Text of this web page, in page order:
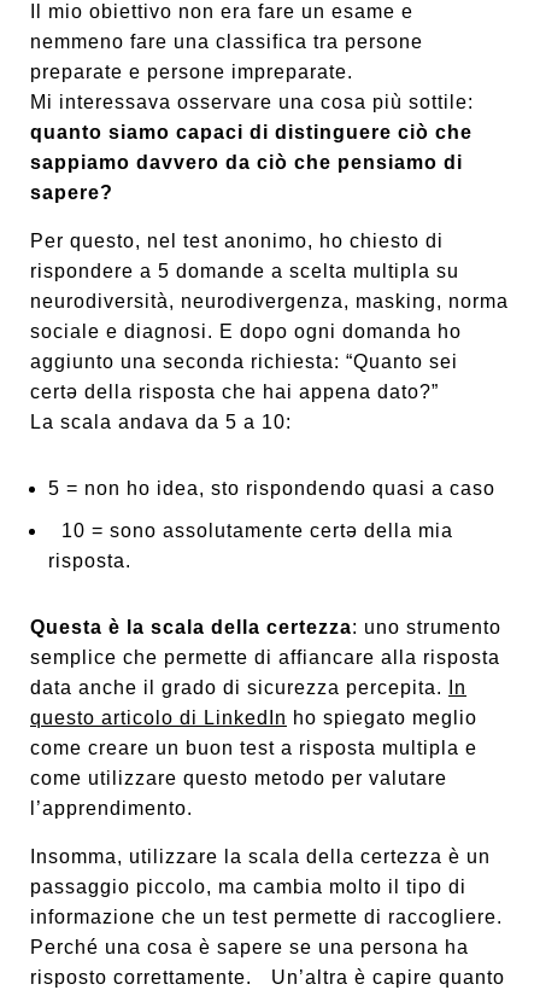
Il mio obiettivo non era fare un esame e
nemmeno fare una classifica tra persone
preparate e persone impreparate.
Mi interessava osservare una cosa più sottile:
quanto siamo capaci di distinguere ciò che
sappiamo davvero da ciò che pensiamo di
sapere?
Per questo, nel test anonimo, ho chiesto di
rispondere a 5 domande a scelta multipla su
neurodiversità, neurodivergenza, masking, norma
sociale e diagnosi. E dopo ogni domanda ho
aggiunto una seconda richiesta: “Quanto sei
certə della risposta che hai appena dato?”
La scala andava da 5 a 10:
5 = non ho idea, sto rispondendo quasi a caso
10 = sono assolutamente certə della mia
risposta.
Questa è la scala della certezza: uno strumento
semplice che permette di affiancare alla risposta
data anche il grado di sicurezza percepita.
In
questo articolo di LinkedIn ho spiegato meglio
come creare un buon test a risposta multipla e
come utilizzare questo metodo per valutare
l’apprendimento.
Insomma, utilizzare la scala della certezza è un
passaggio piccolo, ma cambia molto il tipo di
informazione che un test permette di raccogliere.
Perché una cosa è sapere se una persona ha
risposto correttamente. Un’altra è capire quanto